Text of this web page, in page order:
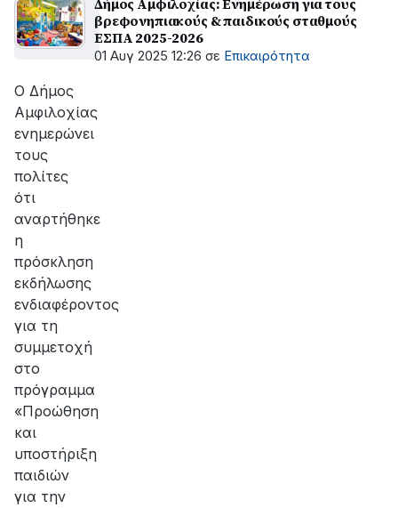
Δήμος Αμφιλοχίας: Ενημέρωση για τους
βρεφονηπιακούς & παιδικούς σταθμούς
ΕΣΠΑ 2025-2026
01 Αυγ 2025 12:26 σε Επικαιρότητα
Ο Δήμος
Αμφιλοχίας
ενημερώνει
τους
πολίτες
ότι
αναρτήθηκε
η
πρόσκληση
εκδήλωσης
ενδιαφέροντος
για τη
συμμετοχή
στο
πρόγραμμα
«Προώθηση
και
υποστήριξη
παιδιών
για την